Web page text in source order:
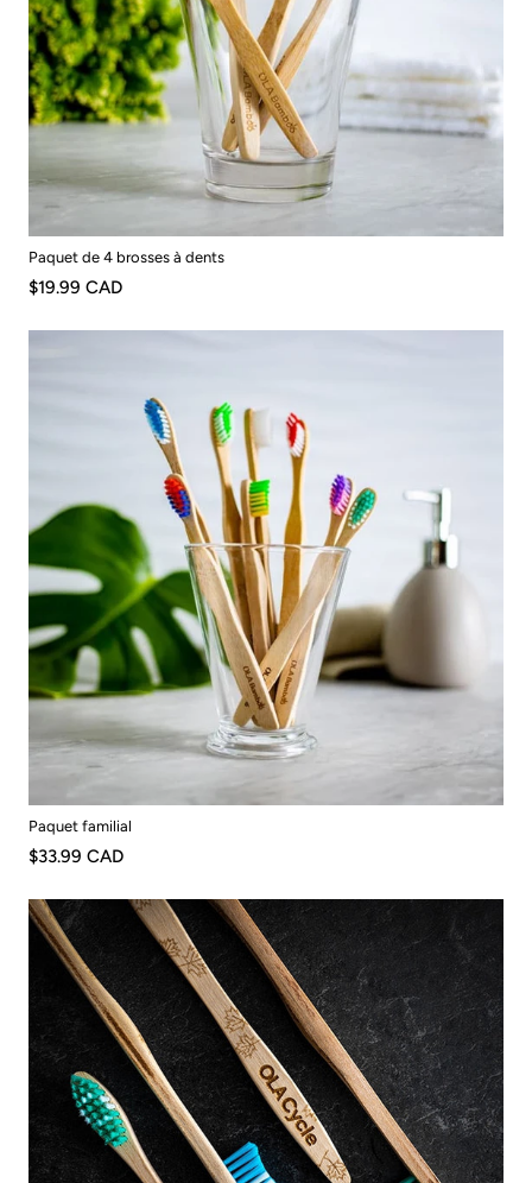
Paquet de 4 brosses à dents
$19.99 CAD
Paquet familial
$33.99 CAD